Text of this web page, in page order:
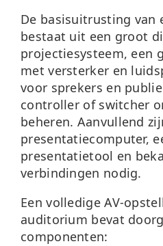
De basisuitrusting van
bestaat uit een groot
projectiesysteem, een
met versterker en
voor sprekers en
controller of switcher
beheren. Aanvullend
presentatiecomputer,
presentatietool en
verbindingen nodig.
Een volledige AV-
auditorium bevat
componenten: